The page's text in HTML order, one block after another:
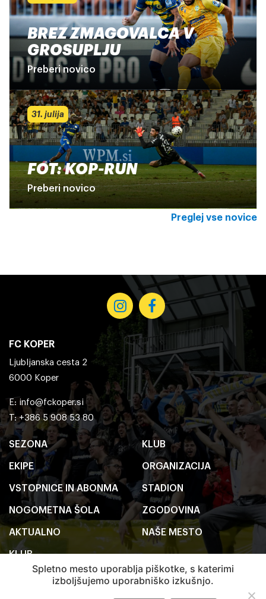
BREZ ZMAGOVALCA V
GROSUPLJU
Preberi novico
31. julija
FOT: KOP-RUN
Preberi novico
Preglej vse novice
SEZONA
EKIPE
VSTOPNICE IN ABONMA
NOGOMETNA ŠOLA
AKTUALNO
KLUB
KLUB
ORGANIZACIJA
STADION
ZGODOVINA
NAŠE MESTO
FC KOPER
Ljubljanska cesta 2
6000 Koper
E: info@fckoper.si
T: +386 5 908 53 80
Spletno mesto uporablja piškotke, s katerimi
izboljšujemo uporabniško izkušnjo.